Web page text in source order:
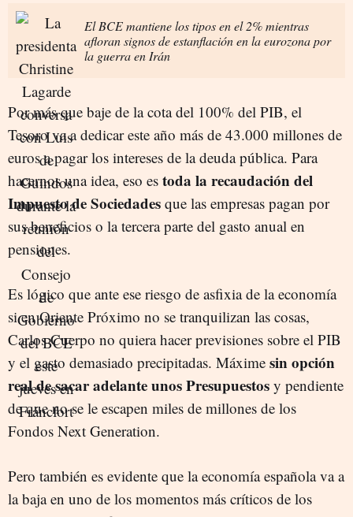
El BCE mantiene los tipos en el 2% mientras
afloran signos de estanflación en la eurozona por
la guerra en Irán
Por más que baje de la cota del 100% del PIB, el
Tesoro va a dedicar este año más de 43.000 millones de
euros a pagar los intereses de la deuda pública. Para
hacernos una idea, eso es toda la recaudación del
Impuesto de Sociedades que las empresas pagan por
sus beneficios o la tercera parte del gasto anual en
pensiones.
Es lógico que ante ese riesgo de asfixia de la economía
si en Oriente Próximo no se tranquilizan las cosas,
Carlos Cuerpo no quiera hacer previsiones sobre el PIB
y el gasto demasiado precipitadas. Máxime sin opción
real de sacar adelante unos Presupuestos y pendiente
de que no se le escapen miles de millones de los
Fondos Next Generation.
Pero también es evidente que la economía española va a
la baja en uno de los momentos más críticos de los